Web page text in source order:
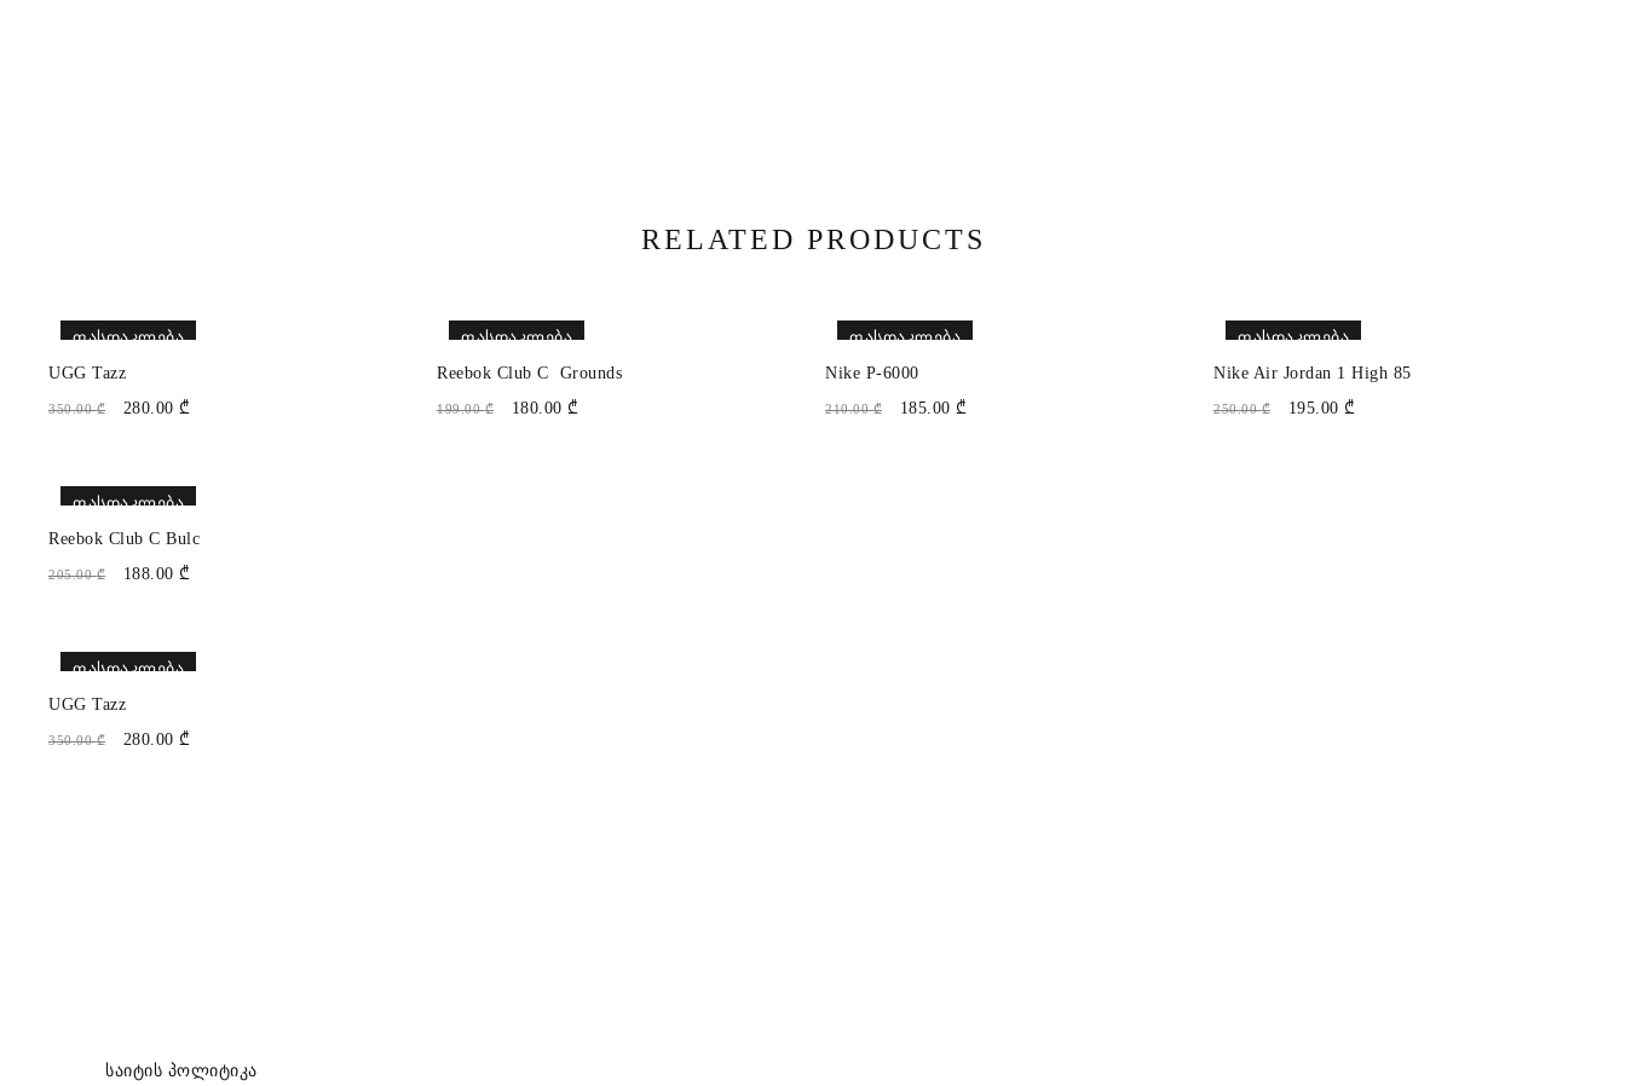
RELATED PRODUCTS
ᲤᲐᲡᲓᲐᲙᲚᲔᲑᲐ
UGG Tazz
350.00₾ 280.00 ₾
ᲤᲐᲡᲓᲐᲙᲚᲔᲑᲐ
Reebok Club C  Grounds
199.00₾ 180.00 ₾
ᲤᲐᲡᲓᲐᲙᲚᲔᲑᲐ
Nike P-6000
210.00₾ 185.00 ₾
ᲤᲐᲡᲓᲐᲙᲚᲔᲑᲐ
Nike Air Jordan 1 High 85
250.00₾ 195.00 ₾
ᲤᲐᲡᲓᲐᲙᲚᲔᲑᲐ
Reebok Club C Bulc
205.00₾ 188.00 ₾
ᲤᲐᲡᲓᲐᲙᲚᲔᲑᲐ
UGG Tazz
350.00₾ 280.00 ₾
საიტის პოლიტიკა